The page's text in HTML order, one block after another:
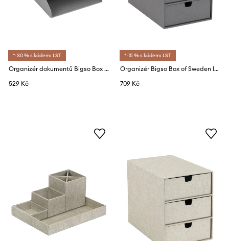
*-30 % s kódem: LST
Organizér dokumentů Bigso Box of Sweden Hakan (2-pack)
529 Kč
*-15 % s kódem: LST
Organizér Bigso Box of Sweden Ingrid
709 Kč